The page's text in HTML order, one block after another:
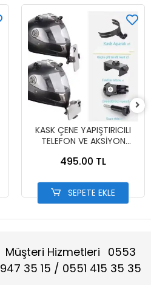
KASK ÇENE YAPIŞTIRICILI
TELEFON VE AKSİYON
495.00 TL
SEPETE EKLE
Müşteri Hizmetleri 0553
947 35 15 / 0551 415 35 35